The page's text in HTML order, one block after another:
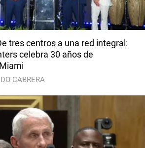
tres centros a una red integral:
celebra 30 años de
CABRERA